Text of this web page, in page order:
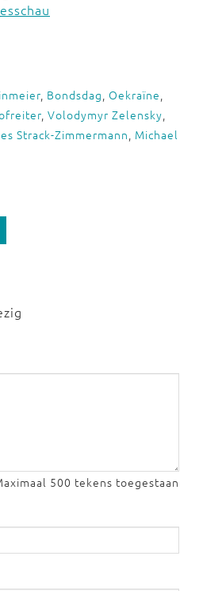
, Bondsdag, Oekraïne,
, Volodymyr Zelensky,
Strack-Zimmermann, Michael
500 tekens toegestaan